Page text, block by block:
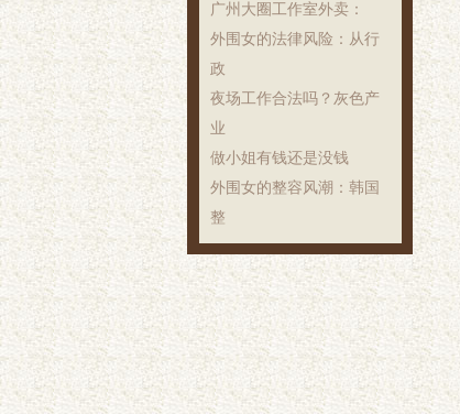
‌广州大圈工作室外卖‌：
外围女的法律风险：从行
政
夜场工作合法吗？灰色产
业
做小姐有钱还是没钱
外围女的整容风潮：韩国
整